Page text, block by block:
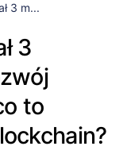
3 m...
3
to